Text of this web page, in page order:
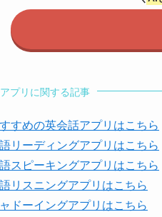
プリに関する記事
すめの英会話アプリはこちら
リーディングアプリはこちら
スピーキングアプリはこちら
リスニングアプリはこちら
ドーイングアプリはこちら